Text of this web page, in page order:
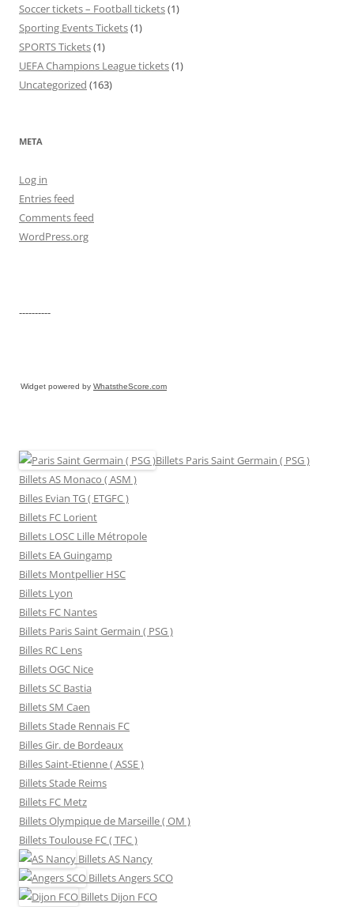
Soccer tickets – Football tickets(1)
Sporting Events Tickets(1)
SPORTS Tickets(1)
UEFA Champions League tickets(1)
Uncategorized (163)
META
Log in
Entries feed
Comments feed
WordPress.org
----------
Widget powered by WhatstheScore.com
Billets Paris Saint Germain ( PSG )
Billets AS Monaco ( ASM )
Billes Evian TG ( ETGFC )
Billets FC Lorient
Billets LOSC Lille Métropole
Billets EA Guingamp
Billets Montpellier HSC
Billets Lyon
Billets FC Nantes
Billets Paris Saint Germain ( PSG )
Billes RC Lens
Billets OGC Nice
Billets SC Bastia
Billets SM Caen
Billets Stade Rennais FC
Billes Gir. de Bordeaux
Billes Saint-Etienne ( ASSE )
Billets Stade Reims
Billets FC Metz
Billets Olympique de Marseille ( OM )
Billets Toulouse FC ( TFC )
BilletsAS Nancy
BilletsAngers SCO
Billets Dijon FCO